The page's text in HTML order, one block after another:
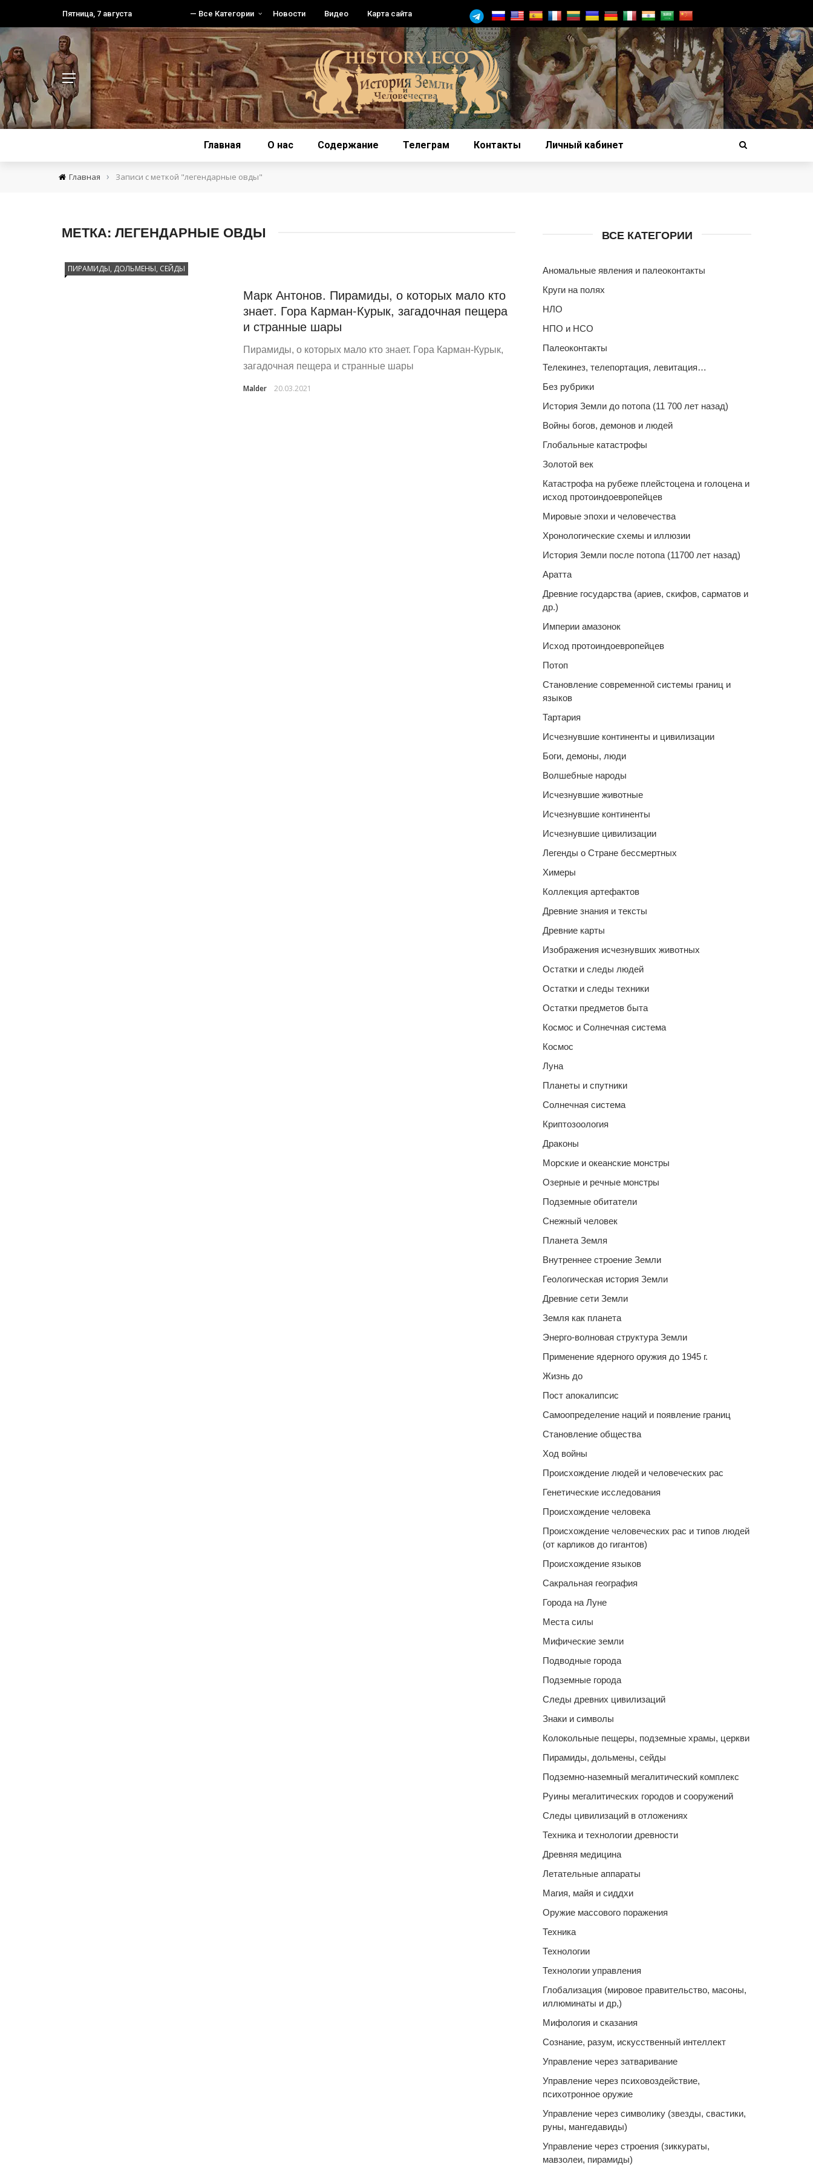
Пятница, 7 августа — Все Категории Новости Видео Карта сайта
Главная О нас Содержание Телеграм Контакты Личный кабинет
Главная › Записи с меткой "легендарные овды"
МЕТКА: ЛЕГЕНДАРНЫЕ ОВДЫ
ПИРАМИДЫ, ДОЛЬМЕНЫ, СЕЙДЫ
Марк Антонов. Пирамиды, о которых мало кто
знает. Гора Карман-Курык, загадочная пещера
и странные шары
Пирамиды, о которых мало кто знает. Гора Карман-Курык,
загадочная пещера и странные шары
Malder 20.03.2021
ВСЕ КАТЕГОРИИ
Аномальные явления и палеоконтакты
Круги на полях
НЛО
НПО и НСО
Палеоконтакты
Телекинез, телепортация, левитация…
Без рубрики
История Земли до потопа (11 700 лет назад)
Войны богов, демонов и людей
Глобальные катастрофы
Золотой век
Катастрофа на рубеже плейстоцена и голоцена и
исход протоиндоевропейцев
Мировые эпохи и человечества
Хронологические схемы и иллюзии
История Земли после потопа (11700 лет назад)
Аратта
Древние государства (ариев, скифов, сарматов и
др.)
Империи амазонок
Исход протоиндоевропейцев
Потоп
Становление современной системы границ и
языков
Тартария
Исчезнувшие континенты и цивилизации
Боги, демоны, люди
Волшебные народы
Исчезнувшие животные
Исчезнувшие континенты
Исчезнувшие цивилизации
Легенды о Стране бессмертных
Химеры
Коллекция артефактов
Древние знания и тексты
Древние карты
Изображения исчезнувших животных
Остатки и следы людей
Остатки и следы техники
Остатки предметов быта
Космос и Солнечная система
Космос
Луна
Планеты и спутники
Солнечная система
Криптозоология
Драконы
Морские и океанские монстры
Озерные и речные монстры
Подземные обитатели
Снежный человек
Планета Земля
Внутреннее строение Земли
Геологическая история Земли
Древние сети Земли
Земля как планета
Энерго-волновая структура Земли
Применение ядерного оружия до 1945 г.
Жизнь до
Пост апокалипсис
Самоопределение наций и появление границ
Становление общества
Ход войны
Происхождение людей и человеческих рас
Генетические исследования
Происхождение человека
Происхождение человеческих рас и типов людей
(от карликов до гигантов)
Происхождение языков
Сакральная география
Города на Луне
Места силы
Мифические земли
Подводные города
Подземные города
Следы древних цивилизаций
Знаки и символы
Колокольные пещеры, подземные храмы, церкви
Пирамиды, дольмены, сейды
Подземно-наземный мегалитический комплекс
Руины мегалитических городов и сооружений
Следы цивилизаций в отложениях
Техника и технологии древности
Древняя медицина
Летательные аппараты
Магия, майя и сиддхи
Оружие массового поражения
Техника
Технологии
Технологии управления
Глобализация (мировое правительство, масоны,
иллюминаты и др,)
Мифология и сказания
Сознание, разум, искусственный интеллект
Управление через затваривание
Управление через психовоздействие,
психотронное оружие
Управление через символику (звезды, свастики,
руны, мангедавиды)
Управление через строения (зиккураты,
мавзолеи, пирамиды)